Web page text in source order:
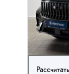
2 л (265
4 350